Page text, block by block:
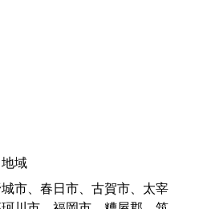
域
市、春日市、古賀市、太宰